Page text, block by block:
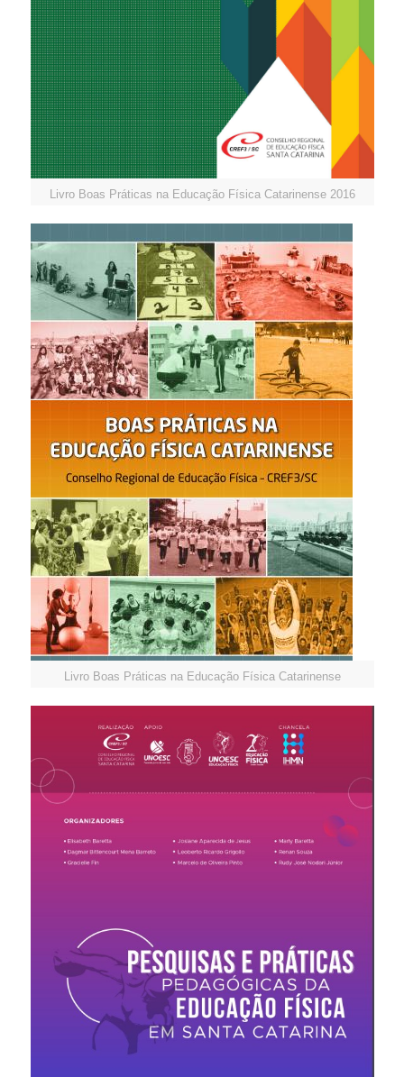
Livro Boas Práticas na Educação Física Catarinense 2016
Livro Boas Práticas na Educação Física Catarinense